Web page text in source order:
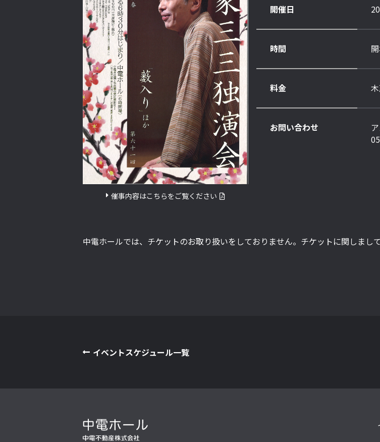
催事内容はこちらをご覧ください
開催日
時間
料金
お問い合わせ
中電ホールでは、チケットのお取り扱いをしておりません。チケットに関しまし
イベントスケジュール一覧